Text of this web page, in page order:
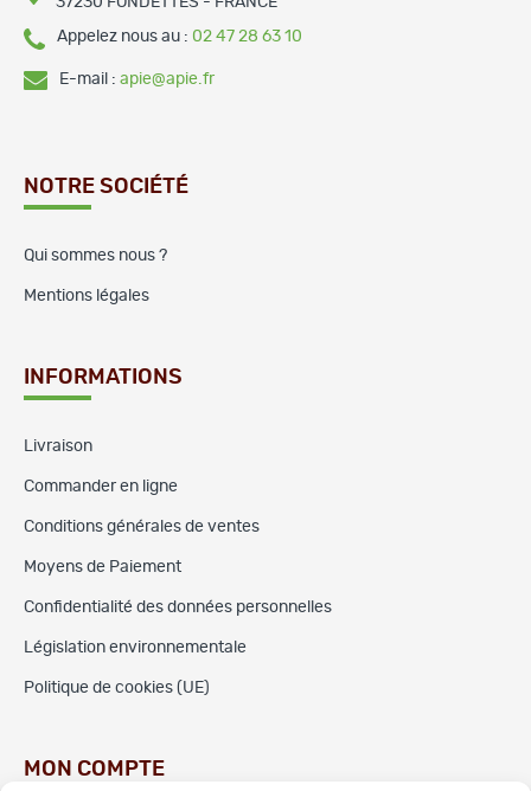
Appelez nous au : 02 47 28 63 10
E-mail : apie@apie.fr
NOTRE SOCIÉTÉ
Qui sommes nous ?
Mentions légales
INFORMATIONS
Livraison
Commander en ligne
Conditions générales de ventes
Moyens de Paiement
Confidentialité des données personnelles
Législation environnementale
Politique de cookies (UE)
MON COMPTE